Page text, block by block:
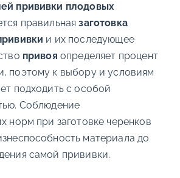
прививки плодовых
правильнаязаготовка
и их последующее
привоя определяет процент
поэтому к выбору и условиям
подходить с особой
Соблюдение
норм при заготовке черенков
материала до
самой прививки.